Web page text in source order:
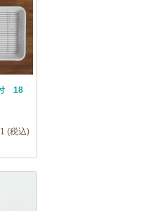
18
(税込)